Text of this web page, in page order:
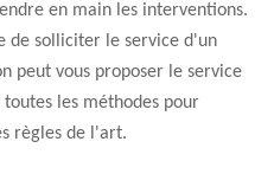
en main les interventions.
de solliciter le service d'un
peut vous proposer le service
les méthodes pour
règles de l'art.